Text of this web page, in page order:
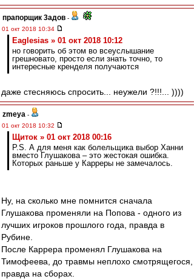
прапорщик 3адoв -
01 окт 2018 10:34
Eaglesias » 01 окт 2018 10:12
но говорить об этом во всеуслышание
грешновато, просто если знать точно, то
интересные кренделя получаются
даже стесняюсь спросить... неужели ?!!!... ))))
zmeya -
01 окт 2018 10:32
Щиток » 01 окт 2018 00:16
P.S. А для меня как болельщика выбор Ханни
вместо Глушакова – это жестокая ошибка.
Которых раньше у Карреры не замечалось.
Ну, на сколько мне помнится сначала
Глушакова променяли на Попова - одного из
лучших игроков прошлого года, правда в
Рубине.
После Каррера променял Глушакова на
Тимофеева, до травмы неплохо смотрящегося,
правда на сборах.